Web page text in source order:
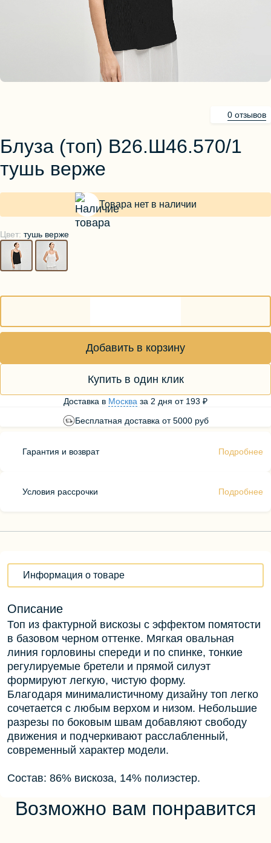
Блуза (топ) В26.Ш46.570/1
тушь верже
0 отзывов
Цвет: тушь верже
Товара нет в наличии
Добавить в корзину
Купить в один клик
Доставка в Москва за 2 дня от 193 ₽
Бесплатная доставка от 5000 руб
Гарантия и возврат Подробнее
Условия рассрочки Подробнее
Информация о товаре
Описание
Топ из фактурной вискозы с эффектом помятости
в базовом черном оттенке. Мягкая овальная
линия горловины спереди и по спинке, тонкие
регулируемые бретели и прямой силуэт
формируют легкую, чистую форму.
Благодаря минималистичному дизайну топ легко
сочетается с любым верхом и низом. Небольшие
разрезы по боковым швам добавляют свободу
движения и подчеркивают расслабленный,
современный характер модели.
Состав: 86% вискоза, 14% полиэстер.
Возможно вам понравится